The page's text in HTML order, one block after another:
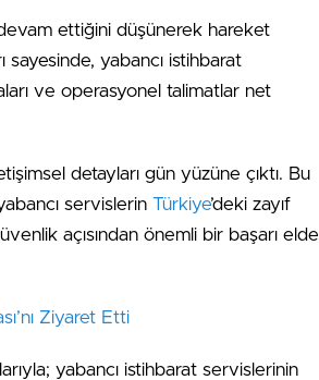
ettiğini düşünerek hareket
yabancı istihbarat
ve operasyonel talimatlar net
detayları gün yüzüne çıktı. Bu
servislerin Türkiye’deki zayıf
açısından önemli bir başarı elde
Ziyaret Etti
yabancı istihbarat servislerinin